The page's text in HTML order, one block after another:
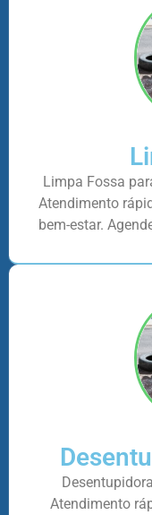
Limpa Fossa
Atendimento
bem-estar.
Atendimento